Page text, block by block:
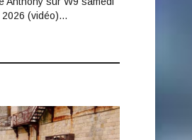
2026 (vidéo)…